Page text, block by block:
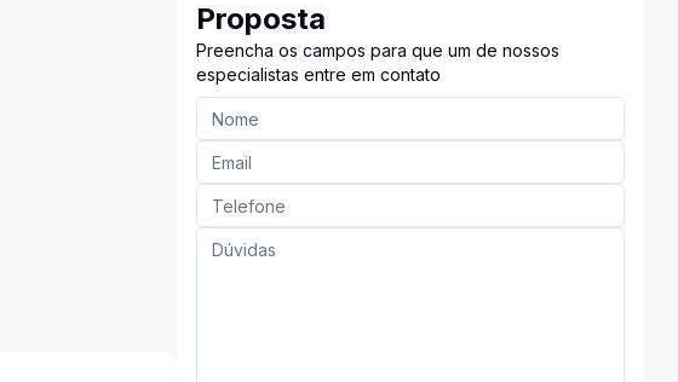
Proposta
Preencha os campos para que um de nossos
especialistas entre em contato